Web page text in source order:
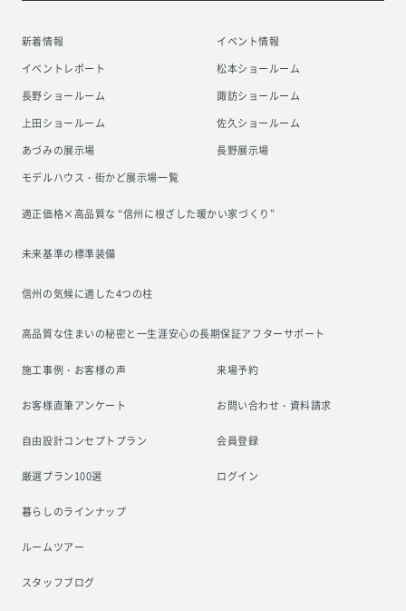
新着情報
イベント情報
イベントレポート
松本ショールーム
長野ショールーム
諏訪ショールーム
上田ショールーム
佐久ショールーム
あづみの展示場
長野展示場
モデルハウス・街かど展示場一覧
適正価格×高品質な “信州に根ざした暖かい家づくり”
未来基準の標準装備
信州の気候に適した4つの柱
高品質な住まいの秘密と一生涯安心の長期保証アフターサポート
施工事例・お客様の声
お客様直筆アンケート
自由設計コンセプトプラン
厳選プラン100選
暮らしのラインナップ
ルームツアー
スタッフブログ
来場予約
お問い合わせ・資料請求
会員登録
ログイン